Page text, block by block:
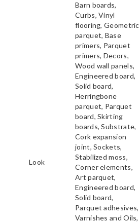
Look
Barn boards,
Curbs, Vinyl
flooring, Geometric
parquet, Base
primers, Parquet
primers, Decors,
Wood wall panels,
Engineered board,
Solid board,
Herringbone
parquet, Parquet
board, Skirting
boards, Substrate,
Cork expansion
joint, Sockets,
Stabilized moss,
Corner elements,
Art parquet,
Engineered board,
Solid board,
Parquet adhesives,
Varnishes and Oils,